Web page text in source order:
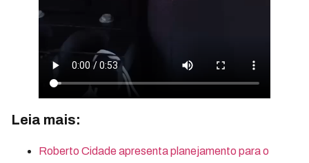
Leia mais:
Roberto Cidade apresenta planejamento para o